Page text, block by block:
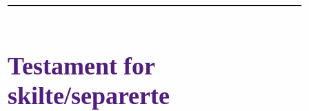
Testament for
skilte/separerte